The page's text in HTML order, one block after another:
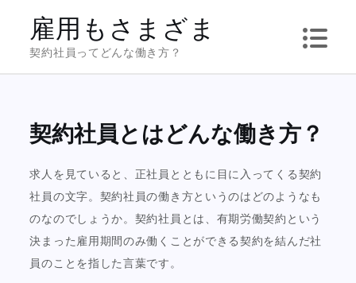
content
雇用もさまざま
契約社員ってどんな働き方？
契約社員とはどんな働き方？
求人を見ていると、正社員とともに目に入ってくる契約
社員の文字。契約社員の働き方というのはどのようなも
のなのでしょうか。契約社員とは、有期労働契約という
決まった雇用期間のみ働くことができる契約を結んだ社
員のことを指した言葉です。